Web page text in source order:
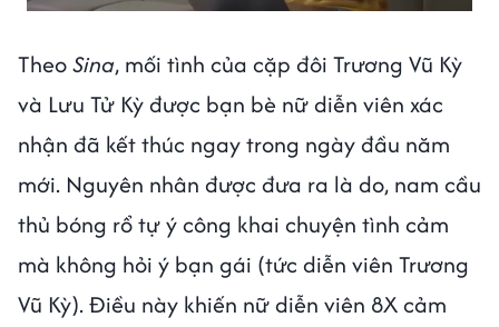
TheoSina, mối tình của cặp đôi Trương Vũ Kỳ
và Lưu Tử Kỳ được bạn bè nữ diễn viên xác
nhận đã kết thúc ngay trong ngày đầu năm
mới. Nguyên nhân được đưa ra là do, nam cầu
thủ bóng rổ tự ý công khai chuyện tình cảm
mà không hỏi ý bạn gái (tức diễn viên Trương
Vũ Kỳ). Điều này khiến nữ diễn viên 8X cảm